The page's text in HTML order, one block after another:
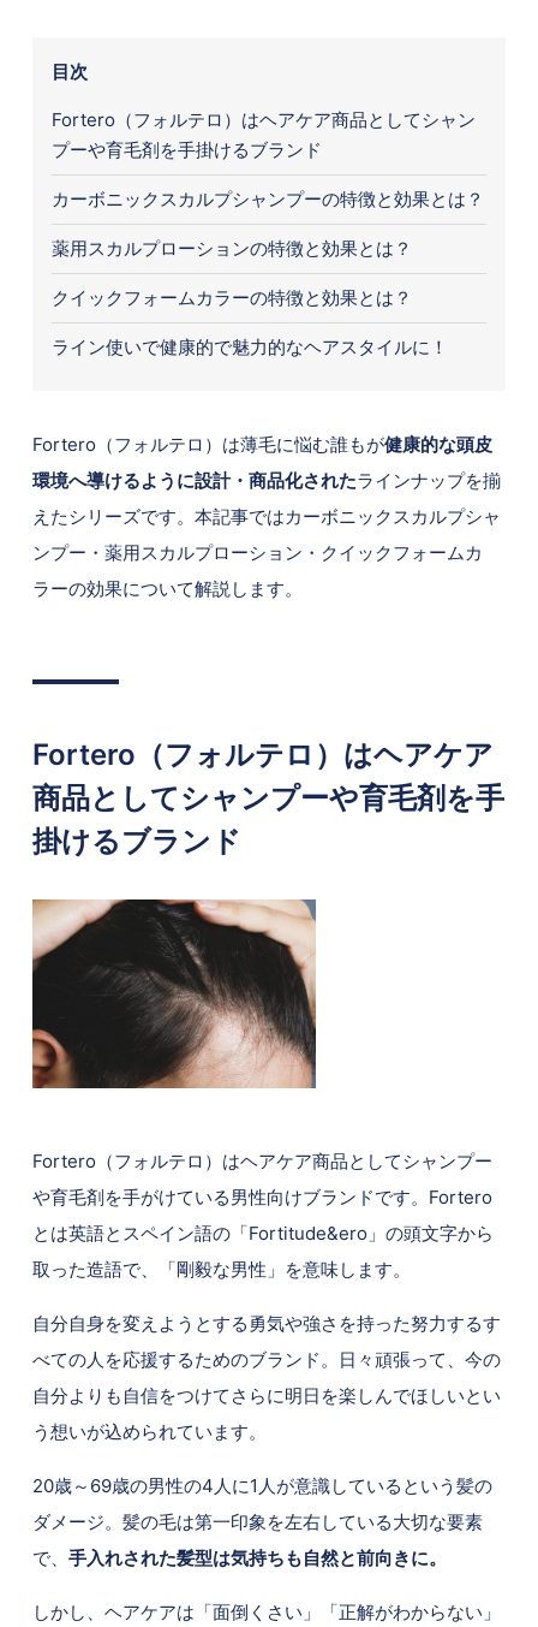
目次
Fortero（フォルテロ）はヘアケア商品としてシャン
プーや育毛剤を手掛けるブランド
カーボニックスカルプシャンプーの特徴と効果とは？
薬用スカルプローションの特徴と効果とは？
クイックフォームカラーの特徴と効果とは？
ライン使いで健康的で魅力的なヘアスタイルに！
Fortero（フォルテロ）は薄毛に悩む誰もが健康的な頭皮
環境へ導けるように設計・商品化されたラインナップを揃
えたシリーズです。本記事ではカーボニックスカルプシャ
ンプー・薬用スカルプローション・クイックフォームカ
ラーの効果について解説します。
Fortero（フォルテロ）はヘアケア
商品としてシャンプーや育毛剤を手
掛けるブランド
Fortero（フォルテロ）はヘアケア商品としてシャンプー
や育毛剤を手がけている男性向けブランドです。Fortero
とは英語とスペイン語の「Fortitude&ero」の頭文字から
取った造語で、「剛毅な男性」を意味します。
自分自身を変えようとする勇気や強さを持った努力するす
べての人を応援するためのブランド。日々頑張って、今の
自分よりも自信をつけてさらに明日を楽しんでほしいとい
う想いが込められています。
20歳～69歳の男性の4人に1人が意識しているという髪の
ダメージ。髪の毛は第一印象を左右している大切な要素
で、 手入れされた髪型は気持ちも自然と前向きに。
しかし、ヘアケアは「面倒くさい」「正解がわからない」